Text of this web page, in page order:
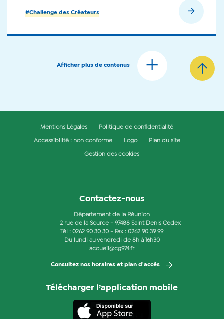
#Challenge des Créateurs
Afficher plus de contenus
Mentions Légales Politique de confidentialité
Accessibilité : non conforme Logo Plan du site
Gestion des cookies
Contactez-nous
Département de la Réunion
2 rue de la Source - 97488 Saint Denis Cedex
Tél : 0262 90 30 30 - Fax : 0262 90 39 99
Du lundi au vendredi de 8h à 16h30
accueil@cg974.fr
Consultez nos horaires et plan d'accès
Télécharger l’application mobile